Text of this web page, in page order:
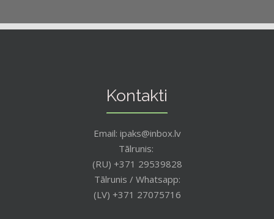
Kontakti
Email: ipaks@inbox.lv
Tālrunis:
(RU) +371 29539828
Tālrunis / Whatsapp:
(LV) +371 27075716